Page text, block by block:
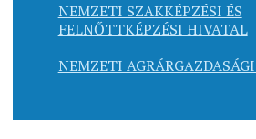
NEMZETI SZAKKÉPZÉSI ÉS
FELNŐTTKÉPZÉSI HIVATAL
NEMZETI